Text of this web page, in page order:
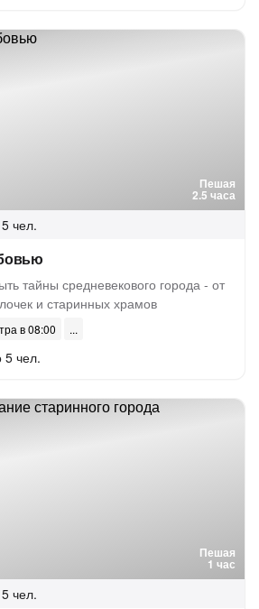
Пешая
2.5 часа
чел.
тайны средневекового города - от
и старинных храмов
в 08:00
5 чел.
Пешая
1 час
чел.